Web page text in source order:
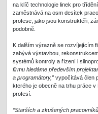
na klíč technologie linek pro
zaměstnává na osm desítek
profese, jako jsou konstruktéři,
podobně.
K dalším výrazně se rozvíjejícím
zabývá výstavbou,
systémů kontroly a řízení i
firmu hledáme především
a programátory,” vypočítává člen
kterého je obecně na trhu práce
profesí.
“Starších a zkušených